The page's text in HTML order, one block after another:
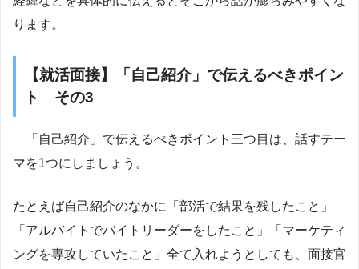
ります。
【就活面接】「自己紹介」で伝えるべきポイン
ト その3
「自己紹介」で伝えるべきポイント三つ目は、話すテー
マを1つにしましょう。
たとえば自己紹介のなかに「部活で結果を残したこと」
「アルバイトでバイトリーダーをしたこと」「マーケティ
ングを専攻していたこと」全て入れようとしても、面接官